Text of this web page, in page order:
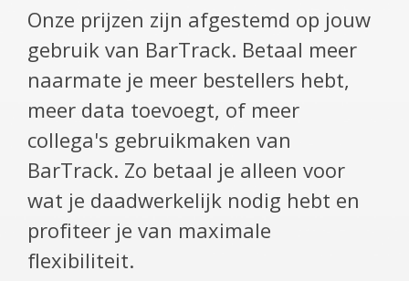
Onze prijzen zijn afgestemd op jouw
gebruik van BarTrack. Betaal meer
naarmate je meer bestellers hebt,
meer data toevoegt, of meer
collega's gebruikmaken van
BarTrack. Zo betaal je alleen voor
wat je daadwerkelijk nodig hebt en
profiteer je van maximale
flexibiliteit.